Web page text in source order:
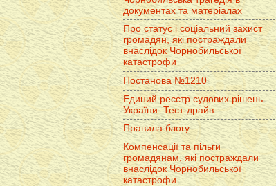
документах та матеріалах
Про статус і соціальний захист
громадян, які постраждали
внаслідок Чорнобильської
катастрофи
Постанова №1210
Единий реєстр судових рішень
України. Тест-драйв
Правила блогу
Компенсації та пільги
громадянам, які постраждали
внаслідок Чорнобильської
катастрофи